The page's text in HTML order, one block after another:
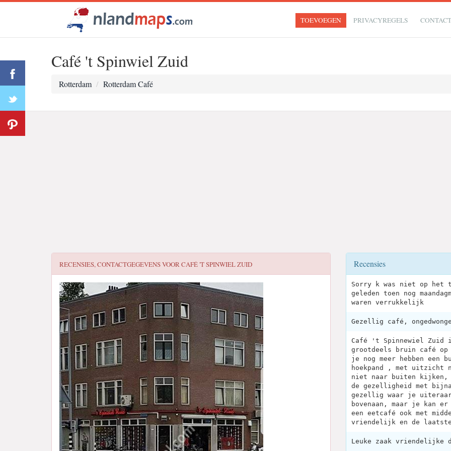
TOEVOEGEN PRIVACYREGELS
Café 't Spinwiel Zuid
Rotterdam Rotterdam Café
RECENSIES, CONTACTGEGEVENS VOORCAFÉ 'T SPINWIEL ZUID Recensies
Sorry k was niet op het
geleden toen nog
waren verrukkelijk
Gezellig café,
Café 't Spinnewiel Zuid
grootdeels bruin café op
je nog meer hebben een
hoekpand , met uitzicht
niet naar buiten kijken,
de gezelligheid met
gezellig waar je
bovenaan, maar je kan
een eetcafé ook met
vriendelijk en de laatste
Leuke zaak vriendelijke